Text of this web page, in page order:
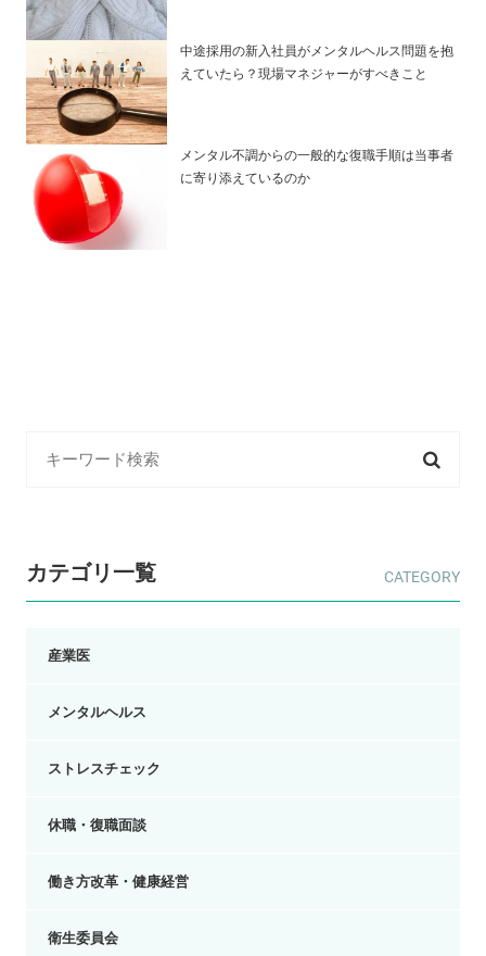
中途採用の新入社員がメンタルヘルス問題を抱
えていたら？現場マネジャーがすべきこと
メンタル不調からの一般的な復職手順は当事者
に寄り添えているのか
カテゴリ一覧
産業医
メンタルヘルス
ストレスチェック
休職・復職面談
働き方改革・健康経営
衛生委員会